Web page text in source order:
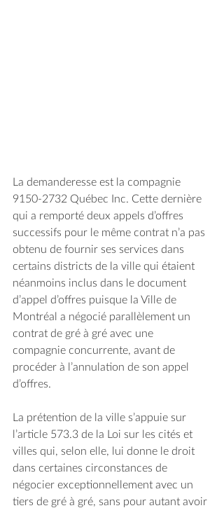
La demanderesse est la compagnie
9150-2732 Québec Inc. Cette dernière
qui a remporté deux appels d’offres
successifs pour le même contrat n’a pas
obtenu de fournir ses services dans
certains districts de la ville qui étaient
néanmoins inclus dans le document
d’appel d’offres puisque la Ville de
Montréal a négocié parallèlement un
contrat de gré à gré avec une
compagnie concurrente, avant de
procéder à l’annulation de son appel
d’offres.
La prétention de la ville s’appuie sur
l’article 573.3 de la Loi sur les cités et
villes qui, selon elle, lui donne le droit
dans certaines circonstances de
négocier exceptionnellement avec un
tiers de gré à gré, sans pour autant avoir